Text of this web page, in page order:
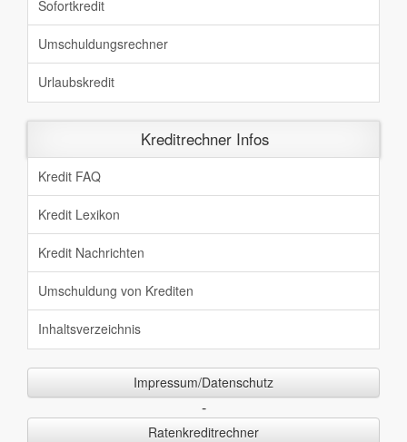
Sofortkredit
Umschuldungsrechner
Urlaubskredit
Kreditrechner Infos
Kredit FAQ
Kredit Lexikon
Kredit Nachrichten
Umschuldung von Krediten
Inhaltsverzeichnis
Impressum/Datenschutz
-
Ratenkreditrechner